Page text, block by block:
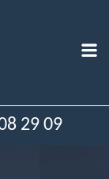
29 09